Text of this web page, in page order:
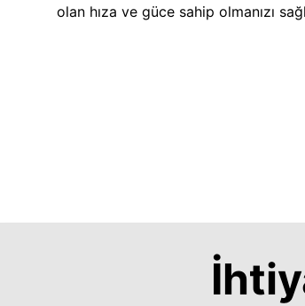
olan hıza ve güce sahip olmanızı